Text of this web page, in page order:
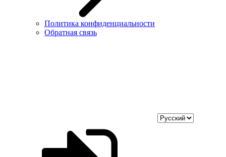
Политика конфиденциальности
Обратная связь